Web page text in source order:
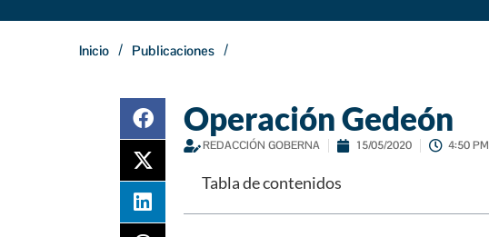
Inicio / Publicaciones /
Operación Gedeón
REDACCIÓN GOBERNA 15/05/2020 4:50 PM
Tabla de contenidos